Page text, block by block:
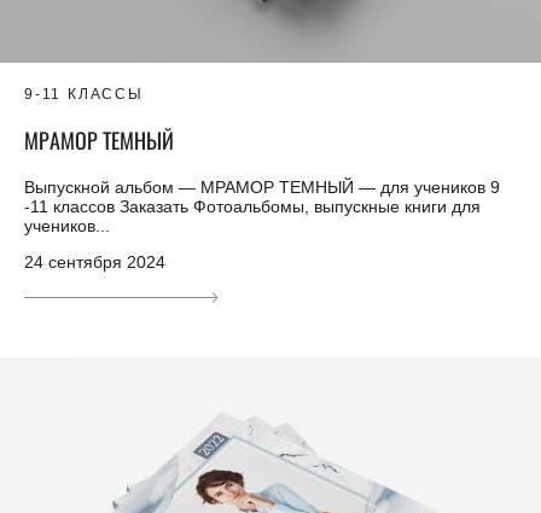
9-11 КЛАССЫ
МРАМОР ТЕМНЫЙ
Выпускной альбом — МРАМОР ТЕМНЫЙ — для учеников 9
-11 классов Заказать Фотоальбомы, выпускные книги для
учеников...
24 сентября 2024